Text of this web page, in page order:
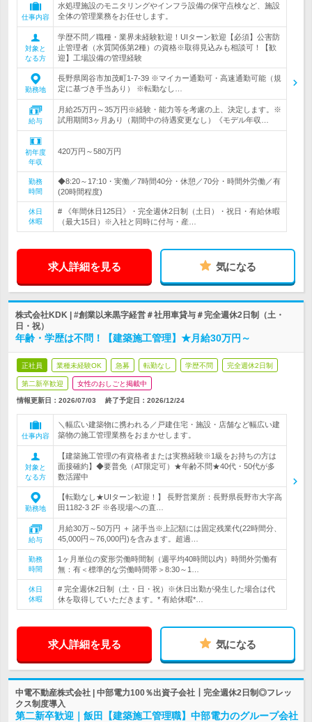
仕事内容
水処理施設のモニタリングやインフラ設備の保守点検など、施設
全体の管理業務をお任せします。
対象と
なる方
学歴不問／職種・業界未経験歓迎！UIターン歓迎【必須】公害防
止管理者（水質関係第2種）の資格※取得見込みも相談可！【歓
迎】工場設備の管理経験
勤務地
長野県岡谷市加茂町1-7-39 ※マイカー通勤可・高速通勤可能（規
定に基づき手当あり） ※転勤なし…
給与
月給25万円～35万円※経験・能力等を考慮の上、決定します。※
試用期間3ヶ月あり（期間中の待遇変更なし）《モデル年収…
初年度
年収
420万円～580万円
勤務
時間
◆8:20～17:10・実働／7時間40分・休憩／70分・時間外労働／有
(20時間程度)
休日
休暇
# 《年間休日125日》・完全週休2日制（土日）・祝日・有給休暇
（最大15日）※入社と同時に付与・産…
求人詳細を見る 気になる
株式会社KDK | #創業以来黒字経営＃社用車貸与＃完全週休2日制（土・
日・祝）
年齢・学歴は不問！【建築施工管理】★月給30万円～
正社員 業種未経験OK 急募 転勤なし 学歴不問 完全週休2日制
第二新卒歓迎 女性のおしごと掲載中
情報更新日：2026/07/03 終了予定日： 2026/12/24
仕事内容
＼幅広い建築物に携われる／戸建住宅・施設・店舗など幅広い建
築物の施工管理業務をおまかせします。
対象と
なる方
【建築施工管理の有資格者または実務経験※1級をお持ちの方は
面接確約】◆要普免（AT限定可）★年齢不問★40代・50代が多
数活躍中
勤務地
【転勤なし★UIターン歓迎！】 長野営業所：長野県長野市大字高
田1182-3 2F ※各現場への直…
給与
月給30万～50万円 ＋ 諸手当※上記額には固定残業代(22時間分、
45,000円～76,000円)を含みます。超過…
勤務
時間
1ヶ月単位の変形労働時間制（週平均40時間以内）時間外労働有
無：有＜標準的な労働時間帯＞8:30～1…
休日
休暇
# 完全週休2日制（土・日・祝）※休日出勤が発生した場合は代
休を取得していただきます。* 有給休暇*…
求人詳細を見る 気になる
中電不動産株式会社 | 中部電力100％出資子会社┃完全週休2日制◎フレッ
クス制度導入
第二新卒歓迎｜飯田【建築施工管理職】中部電力のグループ会社